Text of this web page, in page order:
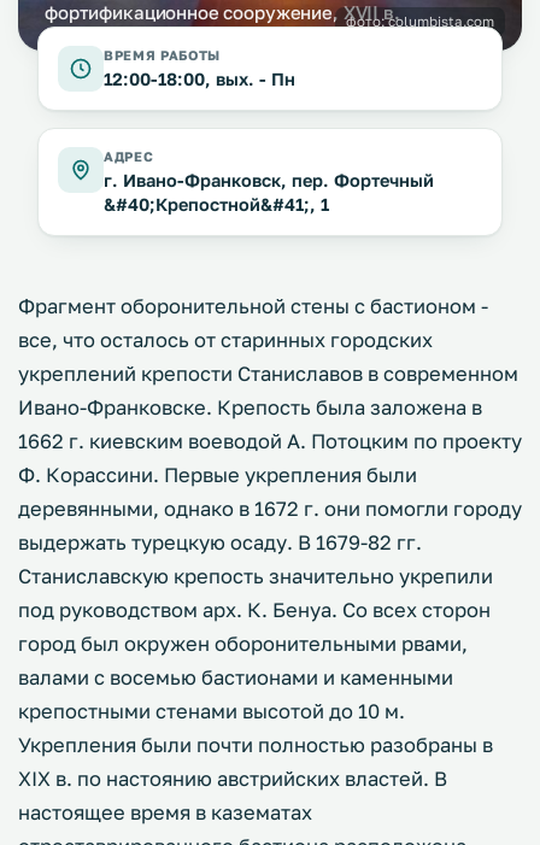
фортификационное сооружение, XVII в.
фото:columbista.com
ВРЕМЯ РАБОТЫ
12:00-18:00, вых. - Пн
АДРЕС
г. Ивано-Франковск, пер. Фортечный
&#40;Крепостной&#41;, 1
Фрагмент оборонительной стены с бастионом -
все, что осталось от старинных городских
укреплений крепости Станиславов в современном
Ивано-Франковске. Крепость была заложена в
1662 г. киевским воеводой А. Потоцким по проекту
Ф. Корассини. Первые укрепления были
деревянными, однако в 1672 г. они помогли городу
выдержать турецкую осаду. В 1679-82 гг.
Станиславскую крепость значительно укрепили
под руководством арх. К. Бенуа. Со всех сторон
город был окружен оборонительными рвами,
валами с восемью бастионами и каменными
крепостными стенами высотой до 10 м.
Укрепления были почти полностью разобраны в
XIX в. по настоянию австрийских властей. В
настоящее время в казематах